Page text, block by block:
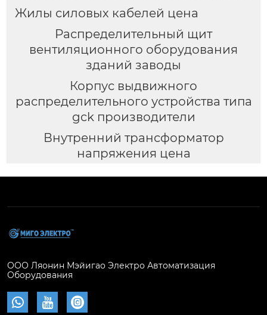
Жилы силовых кабелей цена
Распределительный щит
вентиляционного оборудования
зданий заводы
Корпус выдвижного
распределительного устройства типа
gck производители
Внутренний трансформатор
напряжения цена
ООО Ляонин Мэйигао Электро Автоматизация
Оборудования
  